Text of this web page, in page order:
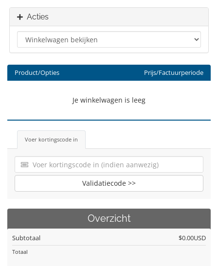
Acties
Product/Opties Prijs/Factuurperiode
Je winkelwagen is leeg
Voer kortingscode in
Validatiecode >>
Overzicht
Subtotaal $0.00USD
Totaal